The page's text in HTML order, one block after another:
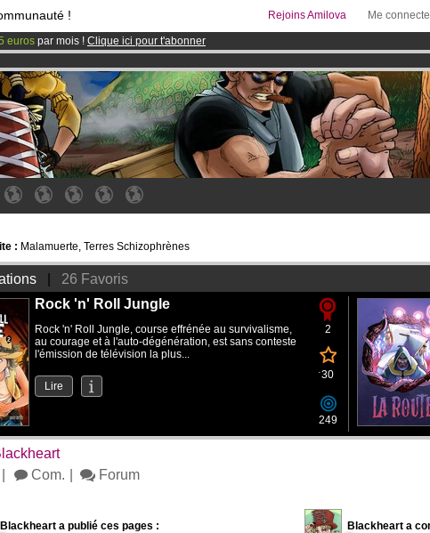
! Me
Rejoins Amilova
euros par mois ! Clique ici pour t'abonner
Mangas!
!.
: Malamuerte, Terres Schizophrènes
26 Favoris
2
30
249
Rock 'n' Roll Jungle
Rock 'n' Roll Jungle, course effrénée au survivalisme,
au courage et à l'auto-dégénération, est sans conteste
l'émission de télévision la plus...
Lire
Com. Forum
Blackheart a publié ces pages : Blackheart a